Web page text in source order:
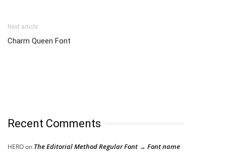
Next article
Charm Queen Font
Recent Comments
HEROon The Editorial Method Regular Font → Font name